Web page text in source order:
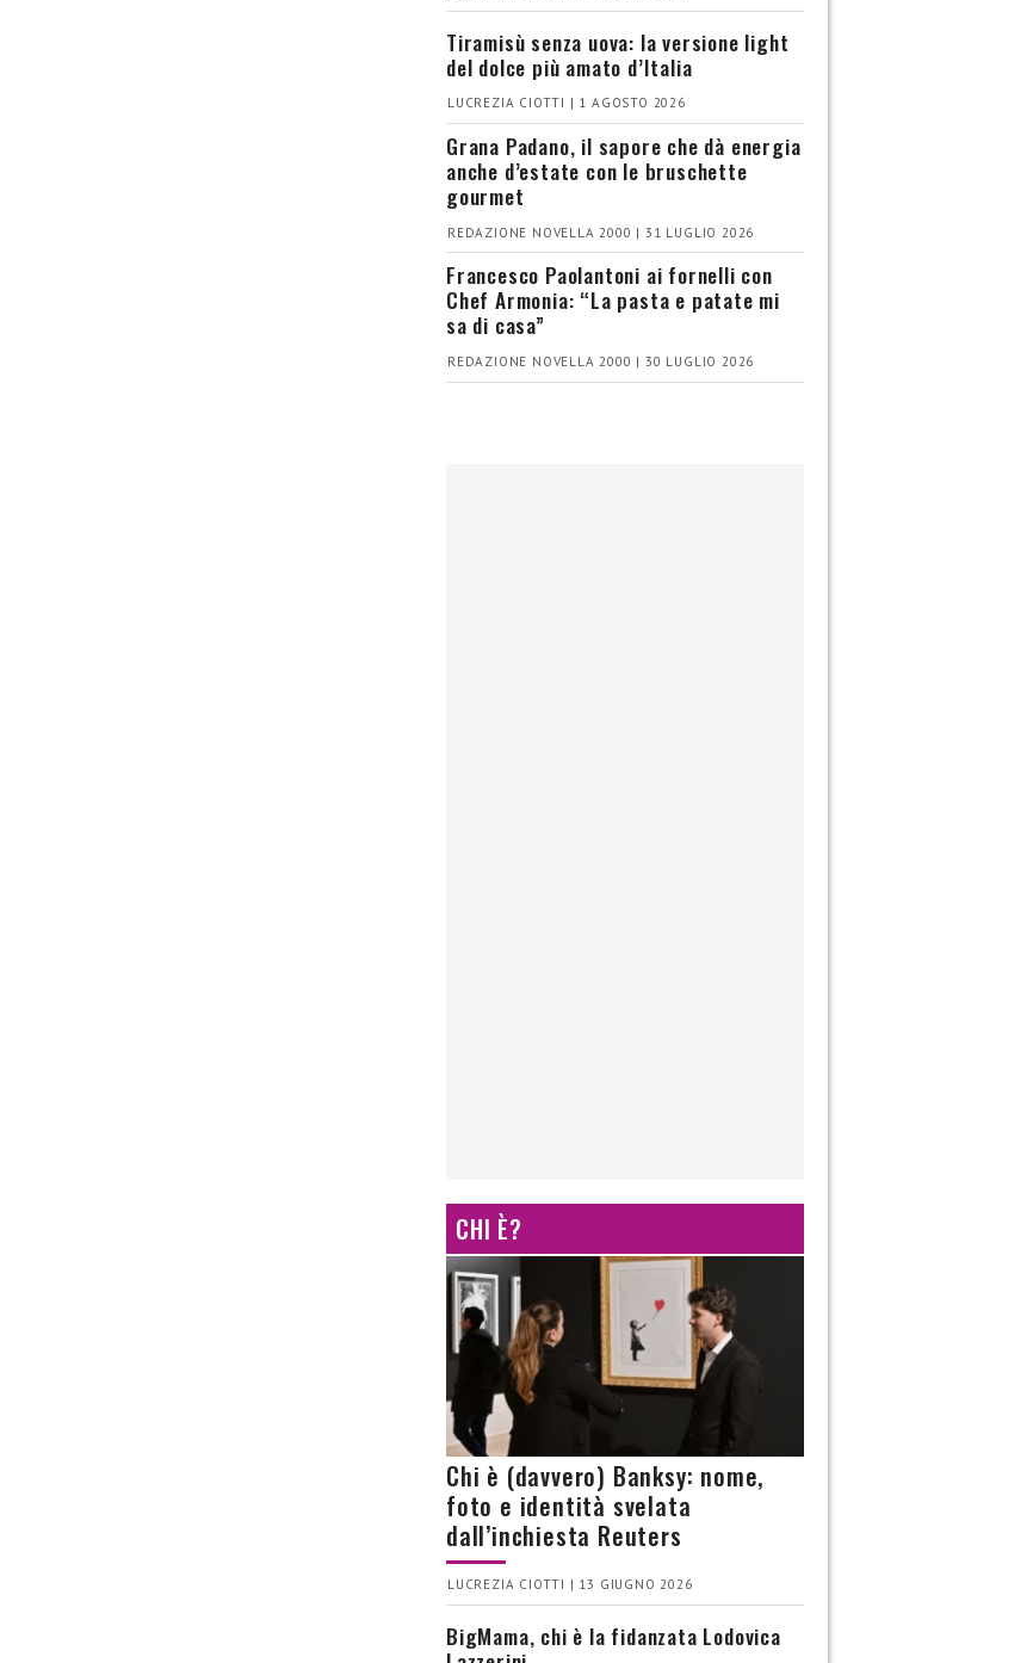
Tiramisù senza uova: la versione light
del dolce più amato d’Italia
LUCREZIA CIOTTI | 1 AGOSTO 2026
Grana Padano, il sapore che dà energia
anche d’estate con le bruschette
gourmet
REDAZIONE NOVELLA 2000 | 31 LUGLIO 2026
Francesco Paolantoni ai fornelli con
Chef Armonia: “La pasta e patate mi
sa di casa”
REDAZIONE NOVELLA 2000 | 30 LUGLIO 2026
CHI È?
Chi è (davvero) Banksy: nome,
foto e identità svelata
dall’inchiesta Reuters
LUCREZIA CIOTTI | 13 GIUGNO 2026
BigMama, chi è la fidanzata Lodovica